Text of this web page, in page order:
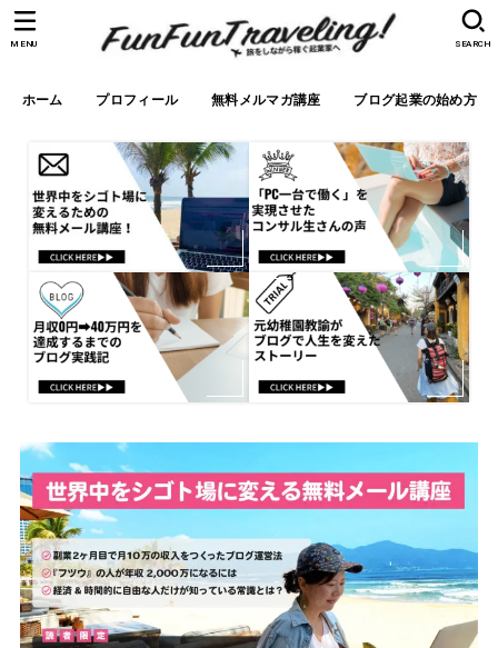
ホーム プロフィール 無料メルマガ講座 ブログ起業の始め方
SEARCH
MENU